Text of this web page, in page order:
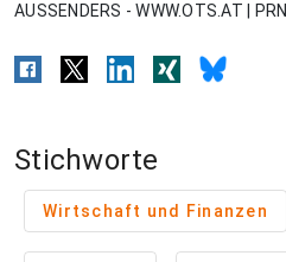
AUSSENDERS - WWW.OTS.AT | PRN
Stichworte
Wirtschaft und Finanzen